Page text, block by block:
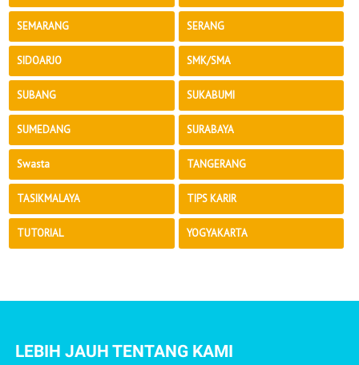
SEMARANG SERANG
SIDOARJO SMK/SMA
SUBANG SUKABUMI
SUMEDANG SURABAYA
Swasta TANGERANG
TASIKMALAYA TIPS KARIR
TUTORIAL YOGYAKARTA
LEBIH JAUH TENTANG KAMI